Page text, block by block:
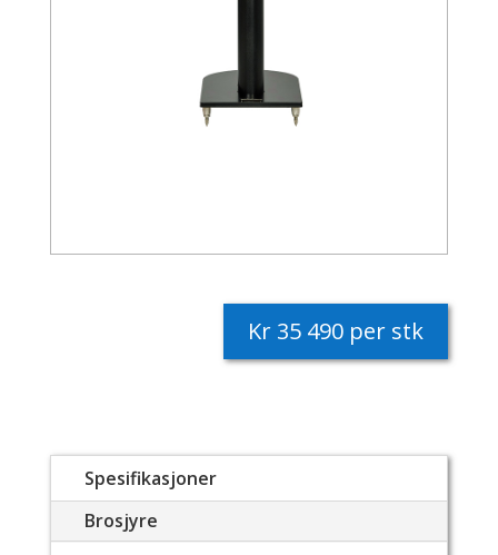
Kr 35 490 per stk
Spesifikasjoner
Brosjyre